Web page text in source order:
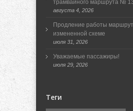
трамвайного маршрута №
августа 4, 2026
Продление работы
измененной схеме
июля 31, 2026
Уважаемые пассажиры!
июля 29, 2026
Теги